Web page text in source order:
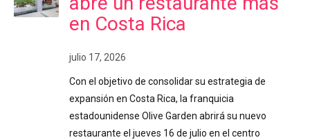
en Costa Rica
julio 17, 2026
Con el objetivo de consolidar su estrategia de
expansión en Costa Rica, la franquicia
estadounidense Olive Garden abrirá su nuevo
restaurante el jueves 16 de julio en el centro